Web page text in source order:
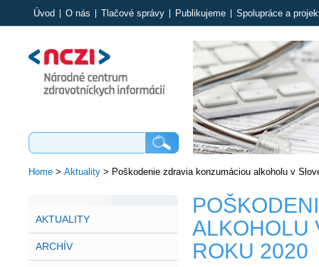
Úvod O nás Tlačové správy Publikujeme Spolupráce a
Home> Aktuality> Poškodenie zdravia konzumáciou alkoholu v
AKTUALITY
ARCHÍV
ALKOHOLU
ROKU 2020